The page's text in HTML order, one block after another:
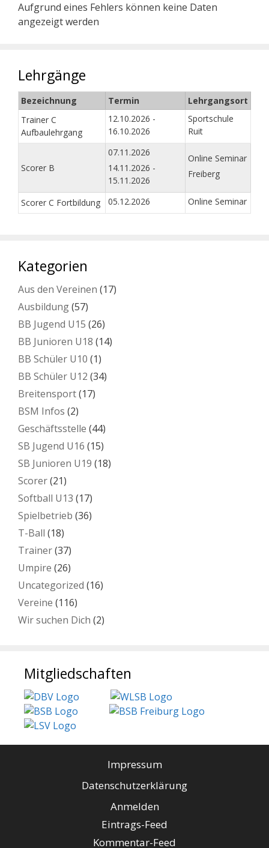
Aufgrund eines Fehlers können keine Daten
angezeigt werden
Lehrgänge
Bezeichnung Termin
Lehrgangsort
Trainer C
Aufbaulehrgang
12.10.2026 -
16.10.2026
Sportschule
Ruit
Scorer B
07.11.2026
14.11.2026 -
15.11.2026
Online Seminar
Freiberg
Scorer C Fortbildung 05.12.2026 Online Seminar
Kategorien
Aus den Vereinen (17)
Ausbildung(57)
BB Jugend U15 (26)
BB Junioren U18 (14)
BB Schüler U10 (1)
BB Schüler U12 (34)
Breitensport(17)
BSM Infos (2)
Geschäftsstelle (44)
SB Jugend U16 (15)
SB Junioren U19 (18)
Scorer(21)
Softball U13 (17)
Spielbetrieb (36)
T-Ball (18)
Trainer(37)
Umpire (26)
Uncategorized (16)
Vereine (116)
Wir suchen Dich (2)
Mitgliedschaften
Impressum
Datenschutzerklärung
Anmelden
Eintrags-Feed
Kommentar-Feed